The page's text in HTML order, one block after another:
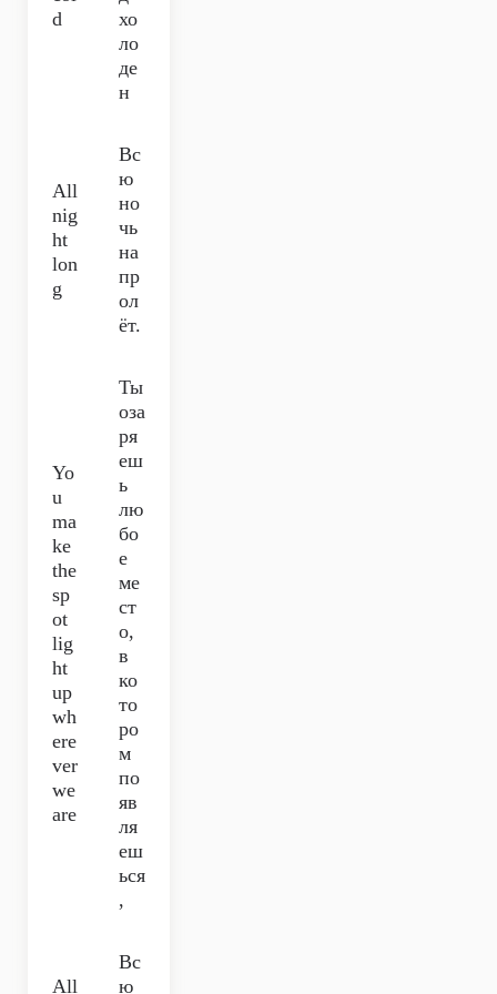
d
хо
ло
де
н
All
nig
ht
lon
g
Вс
ю
но
чь
на
пр
ол
ёт.
Yo
u
ma
ke
the
sp
ot
lig
ht
up
wh
ere
ver
we
are
Ты
оза
ря
еш
ь
лю
бо
е
ме
ст
о,
в
ко
то
ро
м
по
яв
ля
еш
ься
,
All
Вс
ю